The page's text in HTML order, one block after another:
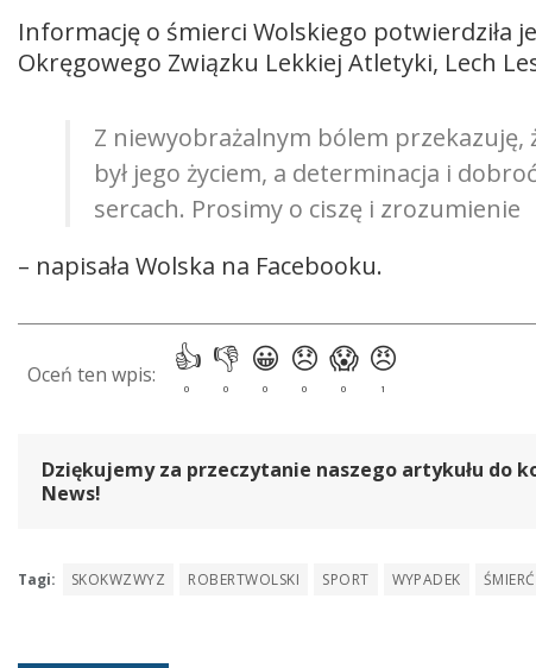
Informację o śmierci Wolskiego potwierdziła
Okręgowego Związku Lekkiej Atletyki, Lech
Z niewyobrażalnym bólem przekazuję,
był jego życiem, a determinacja i
sercach. Prosimy o ciszę i zrozumienie
– napisała Wolska na Facebooku.
Dziękujemy za przeczytanie naszego artykułu do
News!
Tagi: SKOKWZWYZ ROBERTWOLSKI SPORT WYPADEK ŚMIERĆ